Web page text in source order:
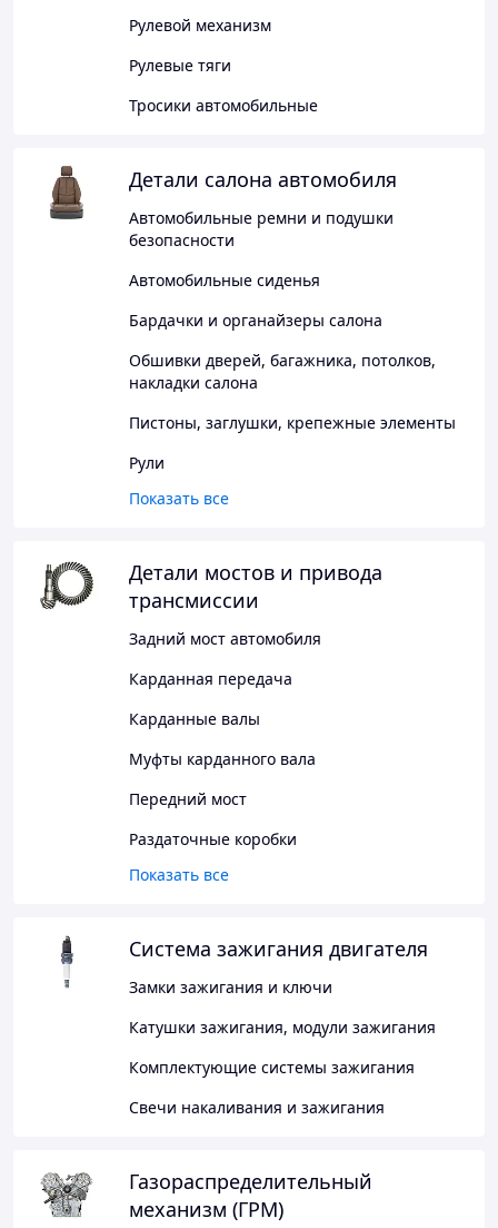
Рулевой механизм
Рулевые тяги
Тросики автомобильные
Детали салона автомобиля
Автомобильные ремни и подушки
безопасности
Автомобильные сиденья
Бардачки и органайзеры салона
Обшивки дверей, багажника, потолков,
накладки салона
Пистоны, заглушки, крепежные элементы
Рули
Показать все
Детали мостов и привода
трансмиссии
Задний мост автомобиля
Карданная передача
Карданные валы
Муфты карданного вала
Передний мост
Раздаточные коробки
Показать все
Система зажигания двигателя
Замки зажигания и ключи
Катушки зажигания, модули зажигания
Комплектующие системы зажигания
Свечи накаливания и зажигания
Газораспределительный
механизм (ГРМ)